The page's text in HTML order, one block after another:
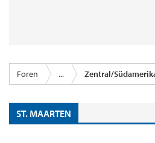
Foren ... Zentral/
ST. MAARTEN